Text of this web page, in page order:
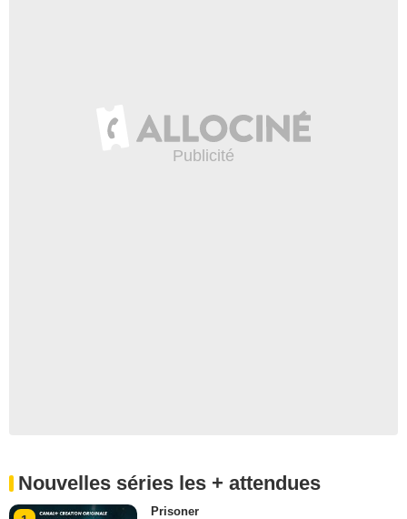
Nouvelles séries les + attendues
Prisoner